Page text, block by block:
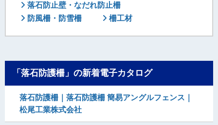
落石防止壁・なだれ防止柵
防風柵・防雪柵
柵工材
「落石防護柵」の新着電子カタログ
落石防護柵｜落石防護柵 簡易アングルフェンス｜
松尾工業株式会社